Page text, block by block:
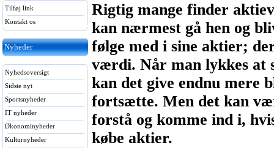
Tilføj link
Kontakt os
Nyheder
Nyhedsoversigt
Sidste nyt
Sportsnyheder
IT nyheder
Økonominyheder
Kulturnyheder
Rigtig mange finder
kan nærmest gå hen og
følge med i sine aktier;
værdi. Når man lykkes at
kan det give endnu mere
fortsætte. Men det kan
forstå og komme ind i,
købe aktier.